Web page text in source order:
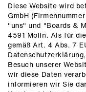
Diese Website wird
GmbH
"uns" und "Boards &
4591 Molln. Als für
gemäß Art. 4 Abs. 7
Besuch unserer
wir diese Daten
informieren wir Sie